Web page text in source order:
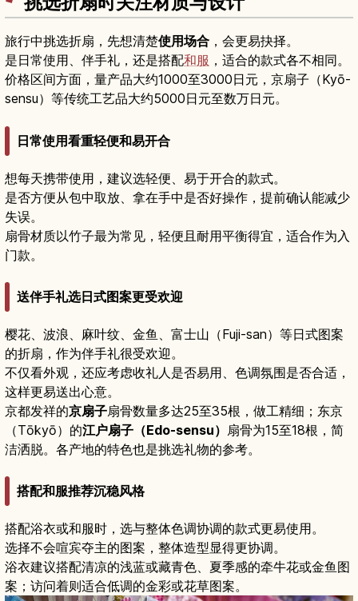
旅行中挑选折扇，先想清楚使用场合 ，会更易抉择。
是日常使用、伴手礼，还是搭配和服 ，适合的款式各不相同。
价格区间方面，量产品大约1000至3000日元，京扇子（Kyō-
sensu）等传统工艺品大约5000日元至数万日元。
日常使用看重轻便和易开合
想每天携带使用，建议选轻便、易于开合的款式。
是否方便从包中取放、拿在手中是否好操作，提前确认能减少
失误。
扇骨材质以竹子最为常见，轻便且耐用平衡得宜，适合作为入
门款。
送伴手礼选日式图案更受欢迎
樱花、波浪、麻叶纹、金鱼、富士山（Fuji-san）等日式图案
的折扇，作为伴手礼很受欢迎。
不仅看外观，还应考虑收礼人是否易用、色调氛围是否合适，
这样更易送出心意。
京都发祥的京扇子扇骨数量多达25至35根，做工精细；东京
（Tōkyō）的江户扇子（Edo-sensu） 扇骨为15至18根，简
洁洒脱。各产地的特色也是挑选礼物的参考。
搭配和服推荐沉稳风格
搭配浴衣或和服时，选与整体色调协调的款式更易使用。
选择不会喧宾夺主的图案，整体造型显得更协调。
浴衣建议搭配清凉的浅蓝或藏青色、夏季感的牵牛花或金鱼图
案；访问着则适合低调的金彩或花草图案。